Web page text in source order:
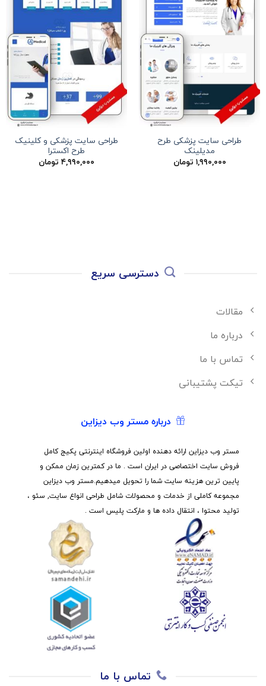
طراحی سایت پزشکی طرح
مدیلینک
۱,۹۹۰,۰۰۰ تومان
طراحی سایت پزشکی و کلینیک
طرح اکسترا
۴,۹۹۰,۰۰۰ تومان
دسترسی سریع
مقالات
درباره ما
تماس با ما
تیکت پشتیبانی
درباره مستر وب دیزاین
مستر وب دیزاین ارائه دهنده اولین فروشگاه اینترنتی پکیج کامل
فروش سایت اختصاصی در ایران است . ما در کمترین زمان ممکن و
پایین ترین هزینه سایت شما را تحویل میدهیم.مستر وب دیزاین
مجموعه کاملی از خدمات و محصولات شامل طراحی انواع سایت, سئو ،
تولید محتوا ، انتقال داده ها و مارکت پلیس است .
تماس با ما